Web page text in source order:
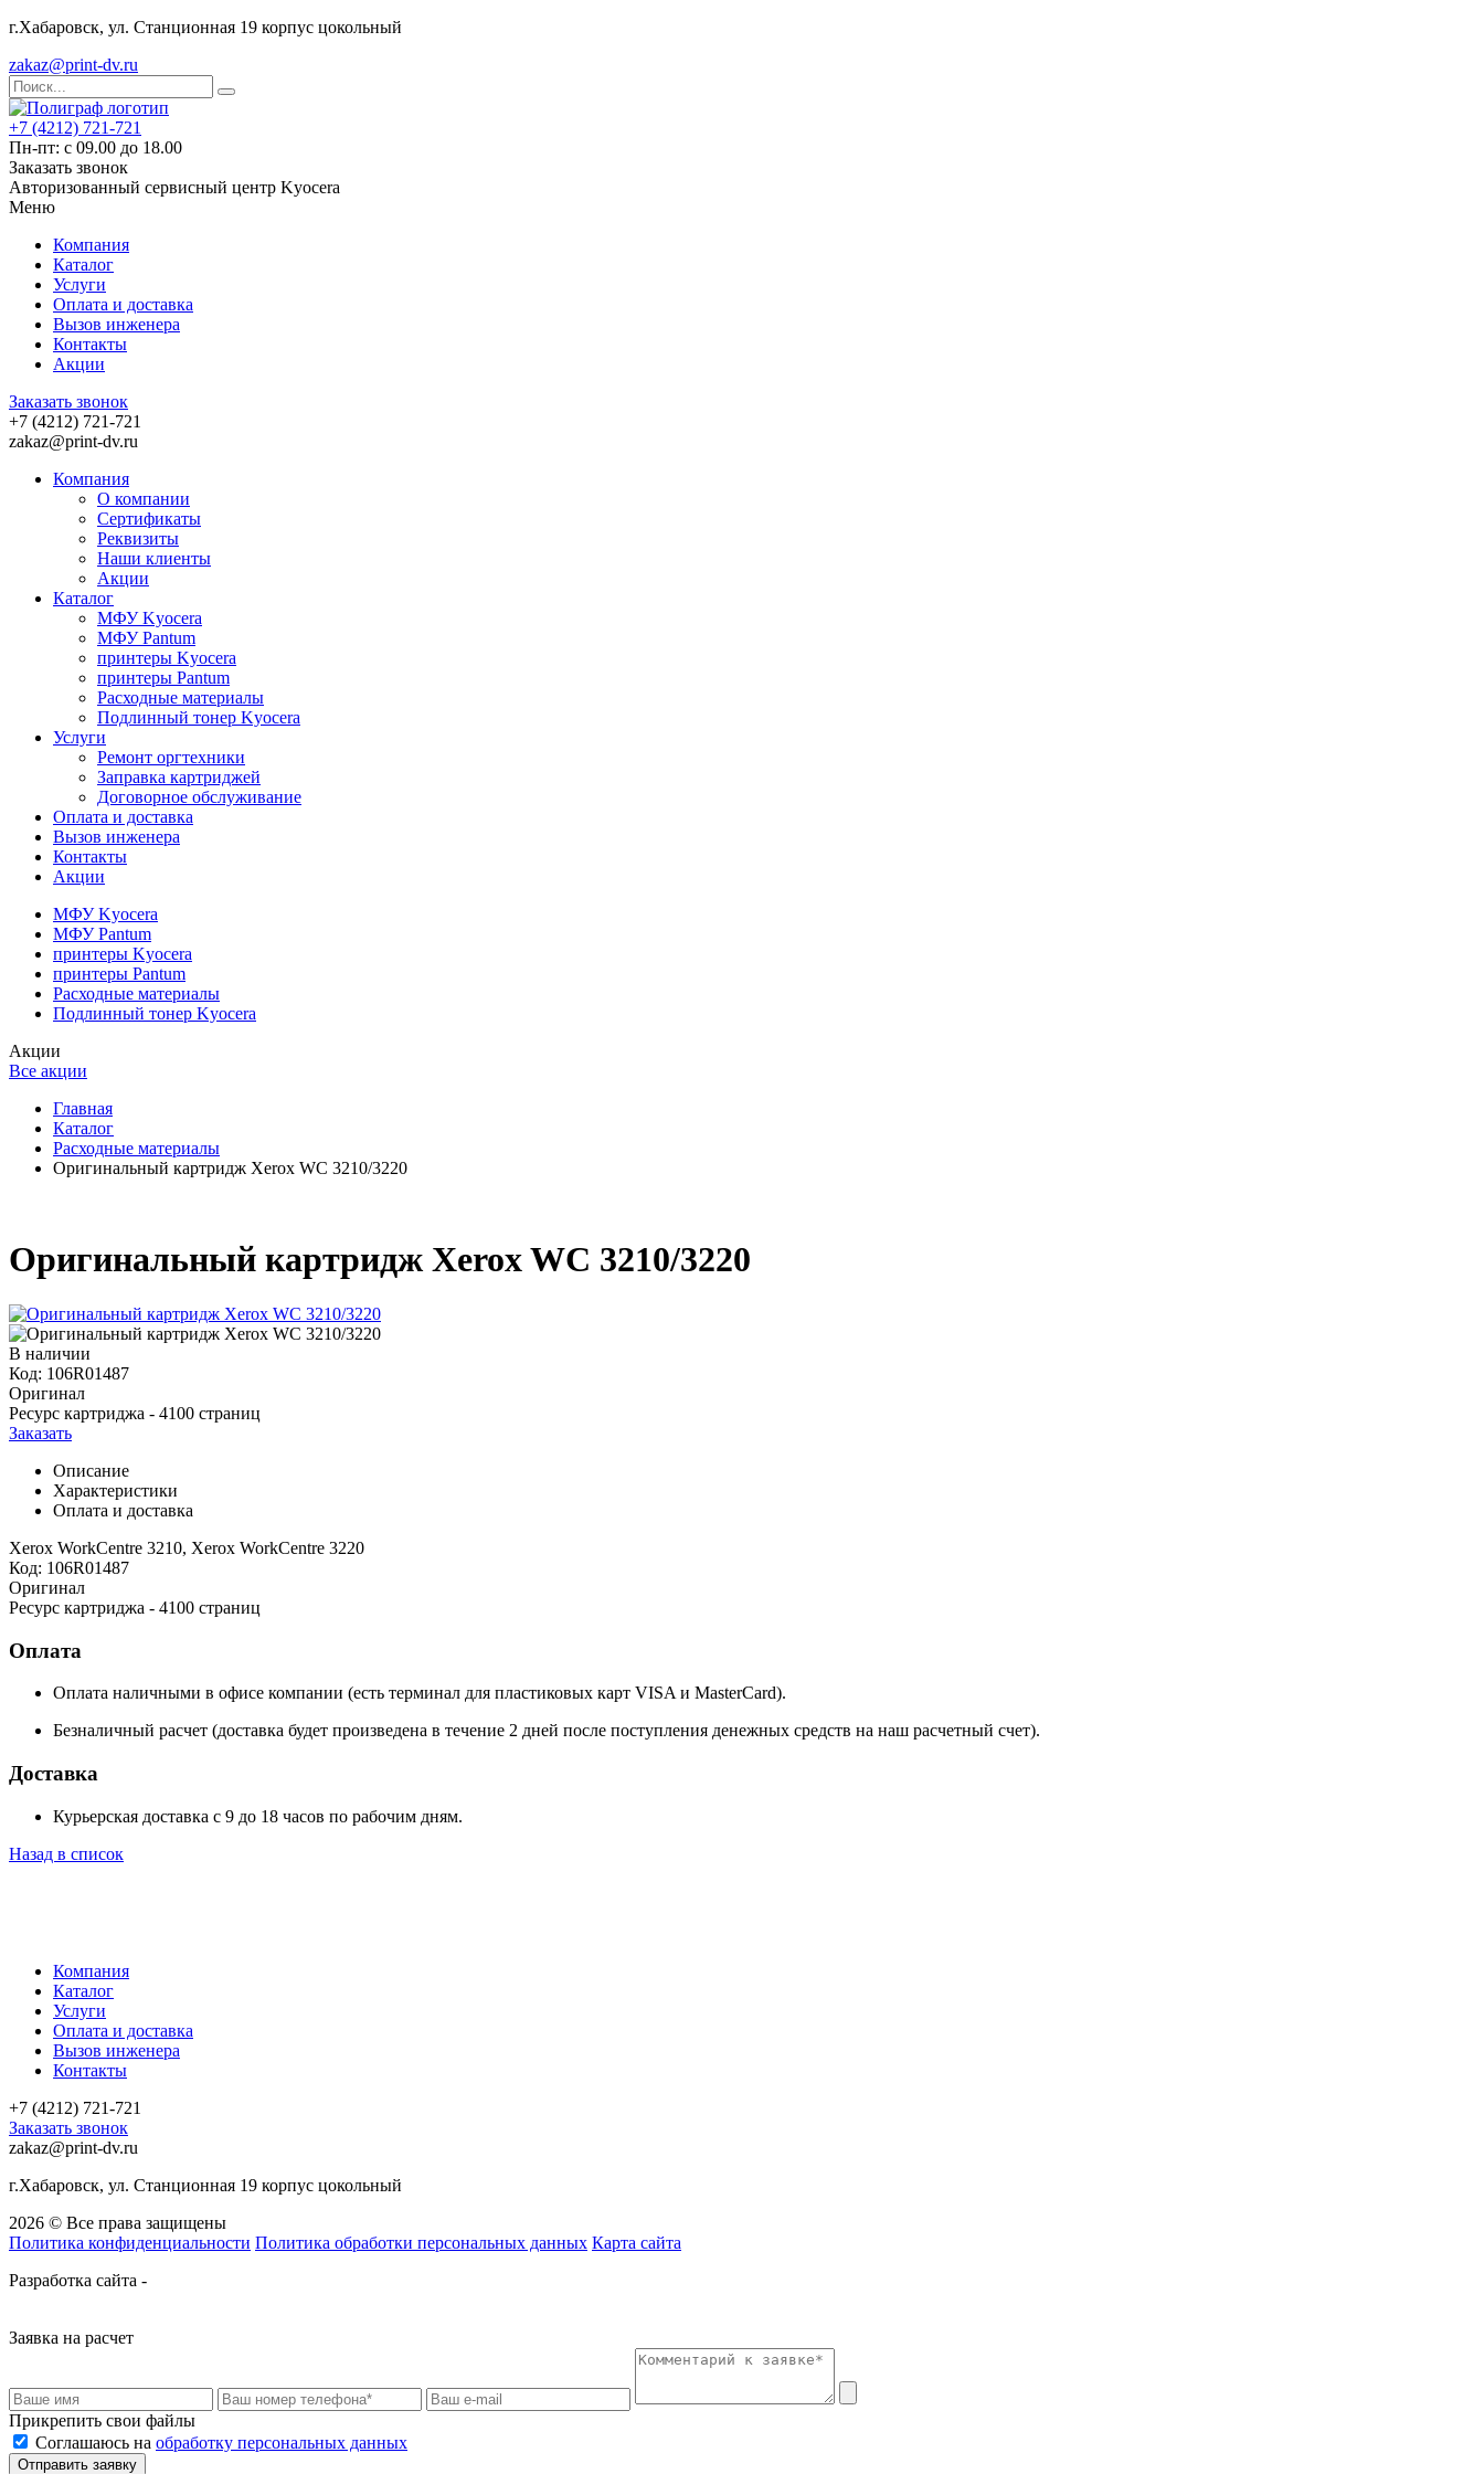
г.Хабаровск, ул. Станционная 19 корпус цокольный
zakaz@print-dv.ru
+7 (4212) 721-721
Пн-пт: с 09.00 до 18.00
Заказать звонок
Авторизованный сервисный центр Kyocera
Меню
Компания
Каталог
Услуги
Оплата и доставка
Вызов инженера
Контакты
Акции
Заказать звонок
+7 (4212) 721-721
zakaz@print-dv.ru
Компания
О компании
Сертификаты
Реквизиты
Наши клиенты
Акции
Каталог
МФУ Kyocera
МФУ Pantum
принтеры Kyocera
принтеры Pantum
Расходные материалы
Подлинный тонер Kyocera
Услуги
Ремонт оргтехники
Заправка картриджей
Договорное обслуживание
Оплата и доставка
Вызов инженера
Контакты
Акции
МФУ Kyocera
МФУ Pantum
принтеры Kyocera
принтеры Pantum
Расходные материалы
Подлинный тонер Kyocera
Акции
Все акции
Главная
Каталог
Расходные материалы
Оригинальный картридж Xerox WC 3210/3220
Оригинальный картридж Xerox WC 3210/3220
В наличии
Код: 106R01487
Оригинал
Ресурс картриджа - 4100 страниц
Заказать
Описание
Характеристики
Оплата и доставка
Xerox WorkCentre 3210, Xerox WorkCentre 3220
Код: 106R01487
Оригинал
Ресурс картриджа - 4100 страниц
Оплата
Оплата наличными в офисе компании (есть терминал для пластиковых карт VISA и MasterCard).
Безналичный расчет (доставка будет произведена в течение 2 дней после поступления денежных средств на наш расчетный счет).
Доставка
Курьерская доставка с 9 до 18 часов по рабочим дням.
Назад в список
Компания
Каталог
Услуги
Оплата и доставка
Вызов инженера
Контакты
+7 (4212) 721-721
Заказать звонок
zakaz@print-dv.ru
г.Хабаровск, ул. Станционная 19 корпус цокольный
2026 © Все права защищены
Политика конфиденциальности Политика обработки персональных данных Карта сайта
Разработка сайта -
Заявка на расчет
Прикрепить свои файлы
Соглашаюсь на обработку персональных данных
Отправить заявку